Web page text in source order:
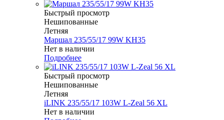
Быстрый просмотр
Нешипованные
Летняя
Маршал 235/55/17 99W KH35
Нет в наличии
Подробнее
Быстрый просмотр
Нешипованные
Летняя
iLINK 235/55/17 103W L-Zeal 56 XL
Нет в наличии